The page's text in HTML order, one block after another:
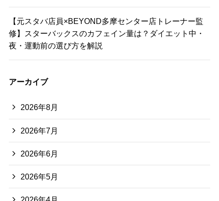
【元スタバ店員×BEYOND多摩センター店トレーナー監
修】スターバックスのカフェイン量は？ダイエット中・
夜・運動前の選び方を解説
アーカイブ
2026年8月
2026年7月
2026年6月
2026年5月